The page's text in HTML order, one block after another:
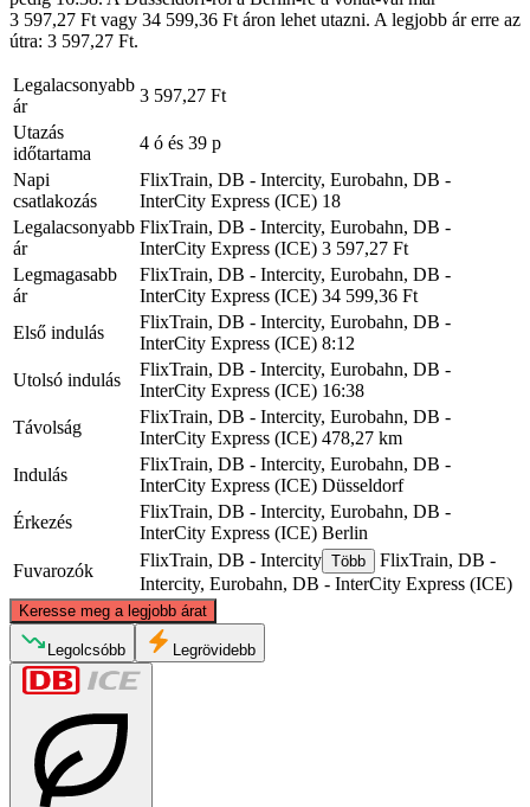
3 597,27 Ft vagy 34 599,36 Ft áron lehet utazni. A legjobb ár erre az
útra: 3 597,27 Ft.
Legalacsonyabb
ár
3 597,27 Ft
Utazás
időtartama
4 ó és 39 p
Napi
csatlakozás
FlixTrain, DB - Intercity, Eurobahn, DB -
InterCity Express (ICE) 18
Legalacsonyabb
ár
FlixTrain, DB - Intercity, Eurobahn, DB -
InterCity Express (ICE) 3 597,27 Ft
Legmagasabb
ár
FlixTrain, DB - Intercity, Eurobahn, DB -
InterCity Express (ICE) 34 599,36 Ft
Első indulás
FlixTrain, DB - Intercity, Eurobahn, DB -
InterCity Express (ICE) 8:12
Utolsó indulás
FlixTrain, DB - Intercity, Eurobahn, DB -
InterCity Express (ICE) 16:38
Távolság
FlixTrain, DB - Intercity, Eurobahn, DB -
InterCity Express (ICE) 478,27 km
Indulás
FlixTrain, DB - Intercity, Eurobahn, DB -
InterCity Express (ICE) Düsseldorf
Érkezés
FlixTrain, DB - Intercity, Eurobahn, DB -
InterCity Express (ICE) Berlin
Fuvarozók
FlixTrain, DB - Intercity Több
FlixTrain, DB -
Intercity, Eurobahn, DB - InterCity Express (ICE)
Keresse meg a legjobb árat
©CARTO , ©OpenStreetMapcontributors
Legolcsóbb Legrövidebb